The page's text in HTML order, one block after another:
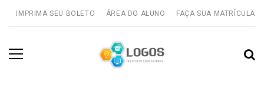
IMPRIMA SEU BOLETO ÁREA DO ALUNO FAÇA SUA MATRÍCULA